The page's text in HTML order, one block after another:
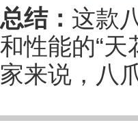
总结： 这款
和性能的“
家来说，八